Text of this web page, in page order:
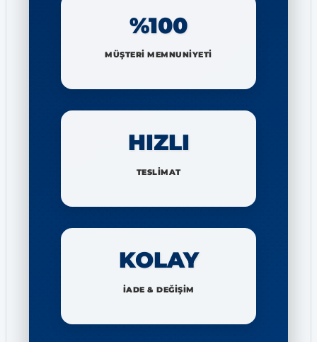
%100
MÜŞTERİ MEMNUNİYETİ
HIZLI
TESLİMAT
KOLAY
İADE & DEĞİŞİM